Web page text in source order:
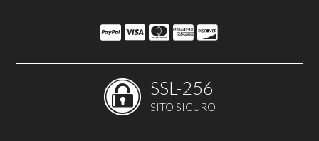
SSL-256
SITO SICURO